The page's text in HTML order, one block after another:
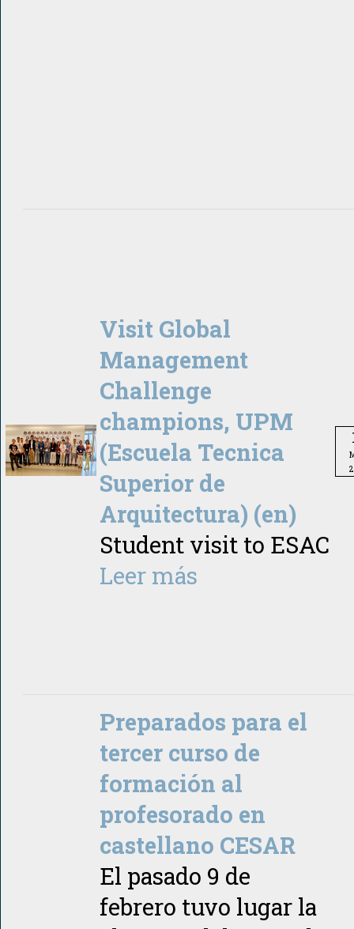
Visit Global
Management
Challenge
champions, UPM
(Escuela Tecnica
Superior de
Arquitectura) (en)
Student visit to ESAC
Leer más
Preparados para el
tercer curso de
formación al
profesorado en
castellano CESAR
El pasado 9 de
febrero tuvo lugar la